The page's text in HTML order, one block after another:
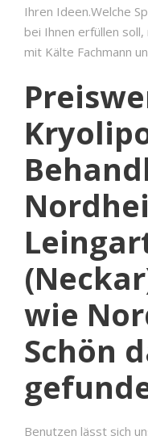
Ihren Ideen.Welche
bei Ihnen erfüllen
mit Kälte Fachmann
wie
Schön
Benutzen lässt sich